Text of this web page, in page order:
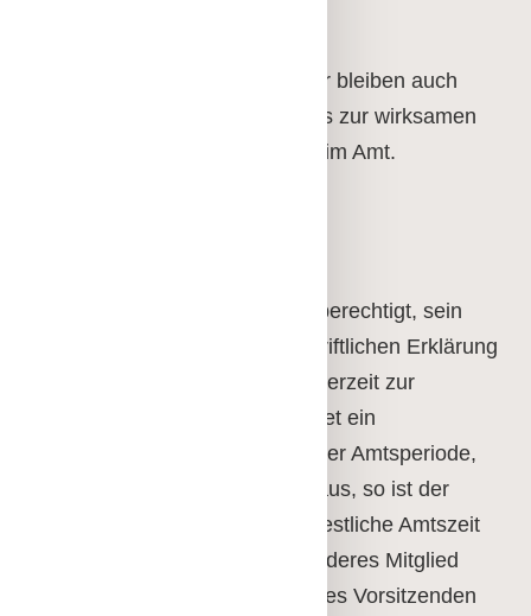
Die alten Vorstandsmitglieder bleiben auch
nach Ablauf ihrer Amtszeit bis zur wirksamen
Wahl des neuen Vorstandes im Amt.
Jedes Vorstandsmitglied ist berechtigt, sein
Amt durch Abgabe einer schriftlichen Erklärung
gegenüber dem Vorstand jederzeit zur
Verfügung zu stellen. Scheidet ein
Vorstandsmitglied im Laufe der Amtsperiode,
gleich aus welchem Grund, aus, so ist der
Vorstand berechtigt, für die restliche Amtszeit
des Ausgeschiedenen ein anderes Mitglied
nachzuwählen. Ist das Amt des Vorsitzenden